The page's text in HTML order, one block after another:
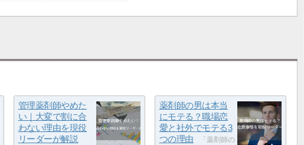
管理薬剤師やめた
い｜大変で割に合
わない理由を現役
リーダーが解説
薬剤師の男は本当
にモテる？職場恋
愛と社外でモテる3
つの理由
「薬剤師の